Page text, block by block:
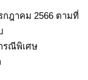
ฎาคม 2566ตามที่
รณีพิเศษ